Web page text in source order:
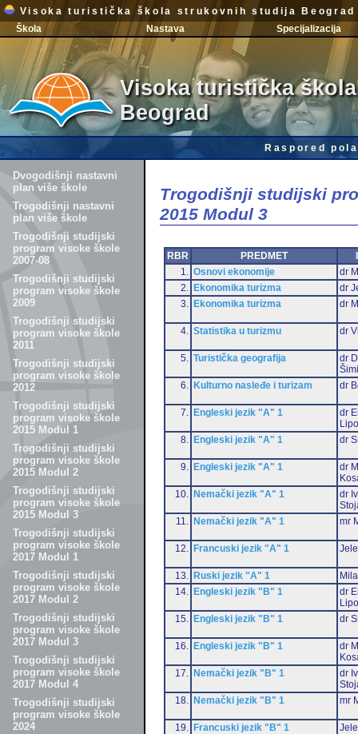
Visoka turistička škola strukovnih studija Beograd
Škola
Nastava Specijalizacija
Visoka turistička
Beograd
Raspored
Dvogodišnji nastavni
plan više škole
Trogodišnji nastavni
plan više škole
Trogodišnji studijski
program visoke škole
2007-08
Trogodišnji studijski
program visoke škole
2009
Trogodišnji studijski
program visoke škole
2011
Trogodišnji studijski
program visoke škole
2012
Trogodišnji studijski
program visoke škole
2015 Modul 1
Trogodišnji studijski
program visoke škole
2015 Modul 2
Trogodišnji studijski
program visoke škole
2015 Modul 3
Trogodišnji studijski
program visoke škole
2017 Modul 1
Trogodišnji studijski
program visoke škole
2017 Modul 2
Trogodišnji studijski
program visoke škole
2017 Modul 3
Trogodišnji studijski
program visoke škole
2017 Modul 4
Trogodišnji studijski
program visoke škole
2024
Trogodišnji studijski
2015 Modul 3
RBR PREDMET
1.
Osnovi ekonomije
dr
2.
Ekonomika turizma
dr
3.
Ekonomika turizma dr
4. Statistika u turizmu dr
5. Turistička geografija
dr
6.
Kulturno nasleđe i turizam dr
7. Engleski jezik "A" 1
dr
8.
Engleski jezik "A" 1 dr
9. Engleski jezik "A" 1
dr
10.
Nemački jezik "A" 1
dr
11.
Nemački jezik "A" 1 mr
12. Francuski jezik "A" 1
13. Ruski jezik "A" 1
14.
Engleski jezik "B" 1
dr
15.
Engleski jezik "B" 1 dr
16. Engleski jezik "B" 1
dr
17.
Nemački jezik "B" 1
dr
18.
Nemački jezik "B" 1 mr
19. Francuski jezik "B" 1